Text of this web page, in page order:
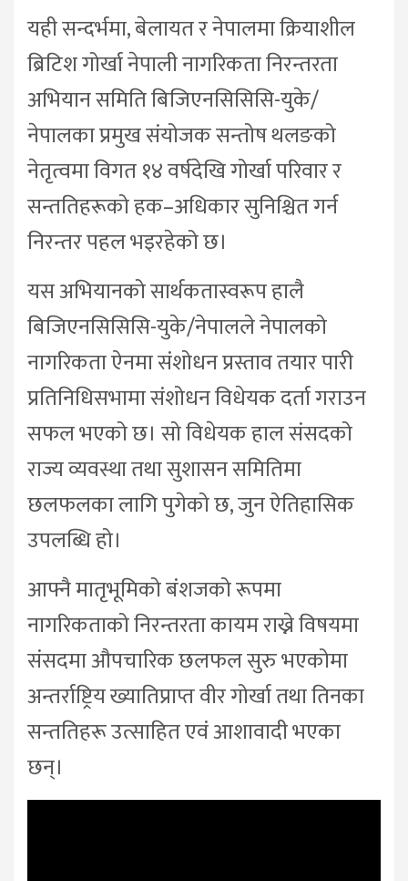
यही सन्दर्भमा, बेलायत र नेपालमा क्रियाशील
ब्रिटिश गोर्खा नेपाली नागरिकता निरन्तरता
अभियान समिति बिजिएनसिसिसि-युके/
नेपालका प्रमुख संयोजक सन्तोष थलङको
नेतृत्वमा विगत १४ वर्षदेखि गोर्खा परिवार र
सन्ततिहरूको हक–अधिकार सुनिश्चित गर्न
निरन्तर पहल भइरहेको छ।
यस अभियानको सार्थकतास्वरूप हालै
बिजिएनसिसिसि-युके/नेपालले नेपालको
नागरिकता ऐनमा संशोधन प्रस्ताव तयार पारी
प्रतिनिधिसभामा संशोधन विधेयक दर्ता गराउन
सफल भएको छ। सो विधेयक हाल संसदको
राज्य व्यवस्था तथा सुशासन समितिमा
छलफलका लागि पुगेको छ, जुन ऐतिहासिक
उपलब्धि हो।
आफ्नै मातृभूमिको बंशजको रूपमा
नागरिकताको निरन्तरता कायम राख्ने विषयमा
संसदमा औपचारिक छलफल सुरु भएकोमा
अन्तर्राष्ट्रिय ख्यातिप्राप्त वीर गोर्खा तथा तिनका
सन्ततिहरू उत्साहित एवं आशावादी भएका
छन्।